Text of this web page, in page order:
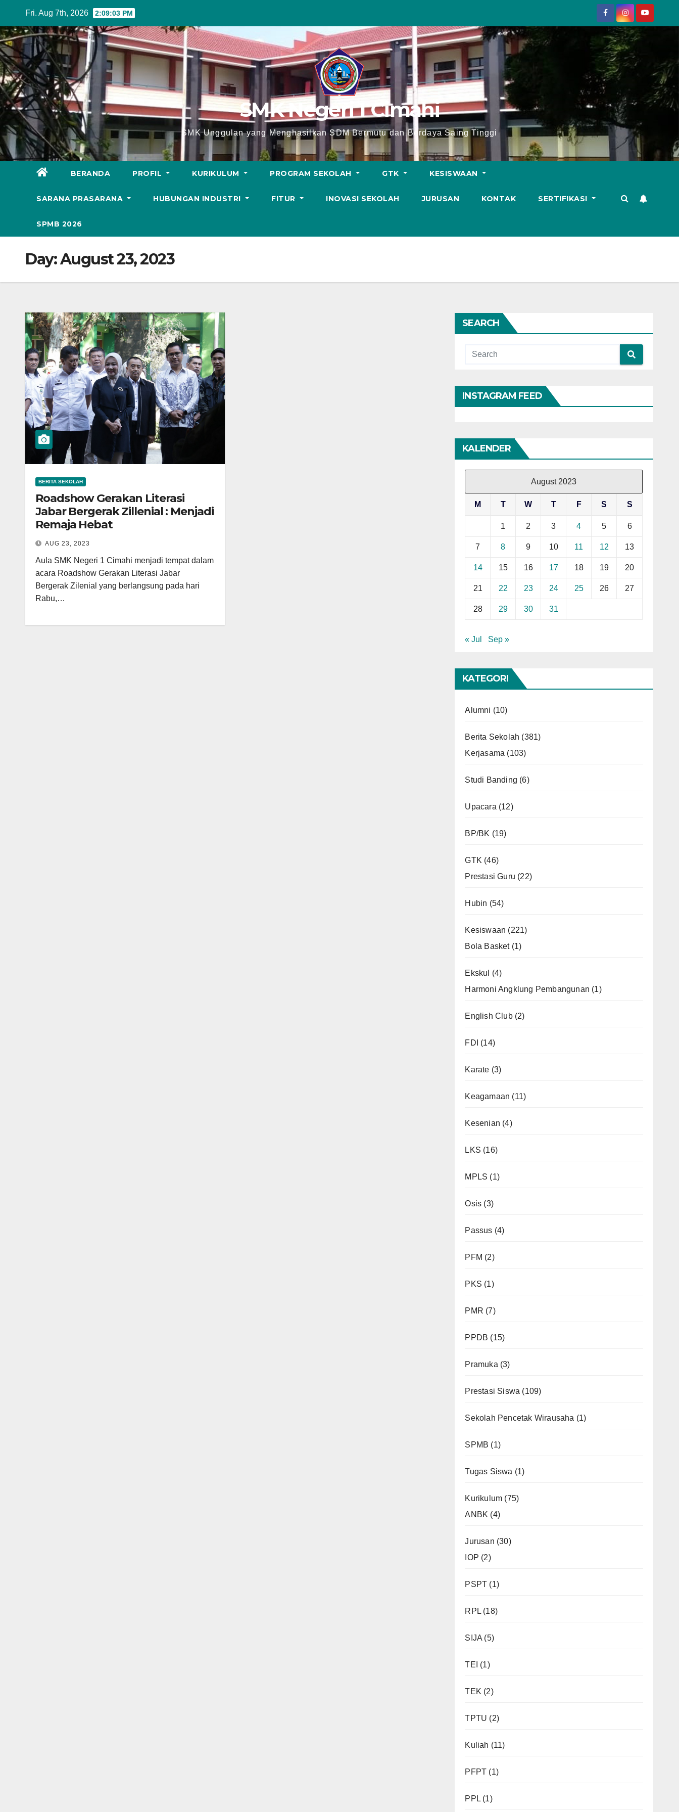
content
Fri. Aug 7th, 2026 2:09:04 PM
SMK Negeri 1 Cimahi
SMK Unggulan yang Menghasilkan SDM Bermutu dan Berdaya Saing Tinggi
BERANDA PROFIL KURIKULUM PROGRAM SEKOLAH GTK KESISWAAN
SARANA PRASARANA HUBUNGAN INDUSTRI FITUR INOVASI SEKOLAH JURUSAN KONTAK SERTIFIKASI
SPMB 2026
Day:August 23, 2023
BERITA SEKOLAH
Roadshow Gerakan Literasi
Jabar Bergerak Zillenial : Menjadi
Remaja Hebat
AUG 23, 2023
Aula SMK Negeri 1 Cimahi menjadi tempat dalam
acara Roadshow Gerakan Literasi Jabar
Bergerak Zilenial yang berlangsung pada hari
Rabu,…
SEARCH
INSTAGRAM FEED
KALENDER
August 2023
M T W T F S S
1 2 3 4 5 6
7 8 9 10 11 12 13
14 15 16 17 18 19 20
21 22 23 24 25 26 27
28 29 30 31
« Jul Sep »
KATEGORI
Alumni (10)
Berita Sekolah (381)
Kerjasama (103)
Studi Banding (6)
Upacara (12)
BP/BK (19)
GTK (46)
Prestasi Guru (22)
Hubin (54)
Kesiswaan (221)
Bola Basket(1)
Ekskul
(4)
Harmoni Angklung Pembangunan (1)
English Club(2)
FDI (14)
Karate (3)
Keagamaan (11)
Kesenian (4)
LKS (16)
MPLS (1)
Osis (3)
Passus (4)
PFM (2)
PKS (1)
PMR (7)
PPDB (15)
Pramuka (3)
Prestasi Siswa (109)
Sekolah Pencetak Wirausaha (1)
SPMB (1)
Tugas Siswa (1)
Kurikulum (75)
ANBK (4)
Jurusan (30)
IOP (2)
PSPT (1)
RPL(18)
SIJA (5)
TEI (1)
TEK (2)
TPTU (2)
Kuliah (11)
PFPT (1)
PPL(1)